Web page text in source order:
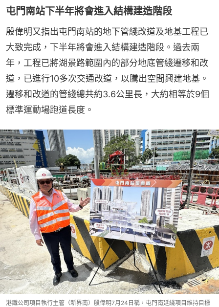
屯門南站下半年將會進入結構建造階段
殷偉明又指出屯門南站的地下管綫改道及地基工程已
大致完成，下半年將會進入結構建造階段。過去兩
年，工程已將湖景路範圍內的部分地底管綫遷移和改
道，已進行10多次交通改道，以騰出空間興建地基。
遷移和改道的管綫總共約3.6公里長，大約相等於9個
標準運動場跑道長度。
港鐵公司項目執行主管（新界南）殷偉明7月24日稱，屯門南延綫項目維持目標